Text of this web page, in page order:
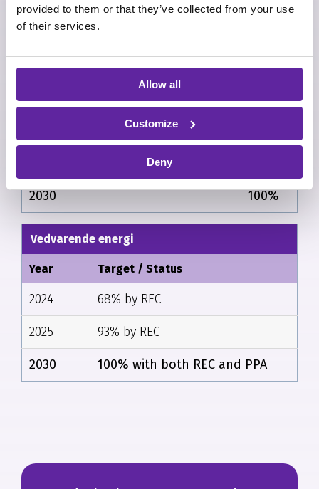
provided to them or that they’ve collected from your use
of their services.
Allow all
Customize
Deny
leverandørerne målt på indkøbsvolumen har
videnskabsbaserede klimamål inden 2030.
Elektrificering af leasingbiler
Year Fossil fuel Hybrids Electric
18%
2030 - - 100%
Vedvarende energi
Year Target / Status
2024 68% by REC
2025 93% by REC
2030 100% with both REC and PPA